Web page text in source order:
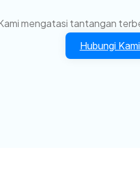
mengatasi tantangan
Hubungi Kami